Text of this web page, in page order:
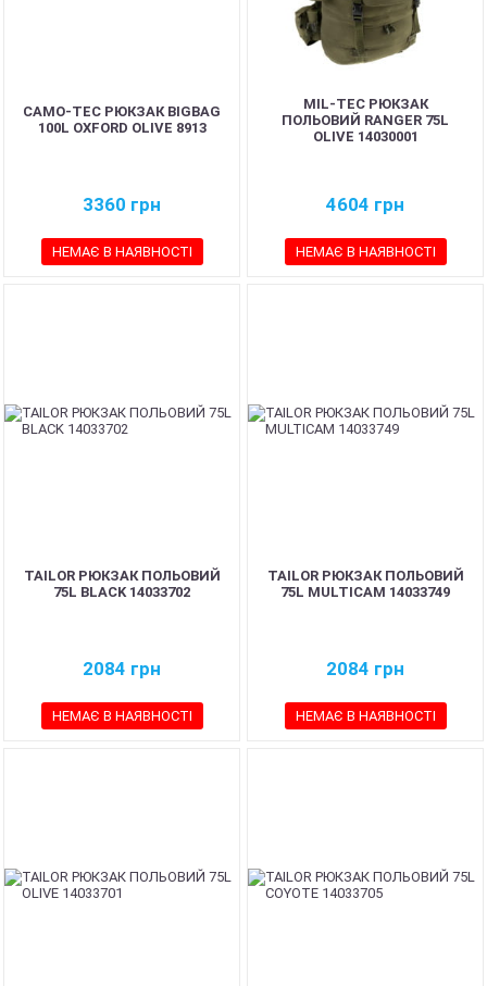
CAMO-TEC РЮКЗАК BIGBAG
100L OXFORD OLIVE 8913
3360 грн
НЕМАЄ В НАЯВНОСТІ
MIL-TEC РЮКЗАК
ПОЛЬОВИЙ RANGER 75L
OLIVE 14030001
4604 грн
НЕМАЄ В НАЯВНОСТІ
TAILOR РЮКЗАК ПОЛЬОВИЙ
75L BLACK 14033702
2084 грн
НЕМАЄ В НАЯВНОСТІ
TAILOR РЮКЗАК ПОЛЬОВИЙ
75L MULTICAM 14033749
2084 грн
НЕМАЄ В НАЯВНОСТІ